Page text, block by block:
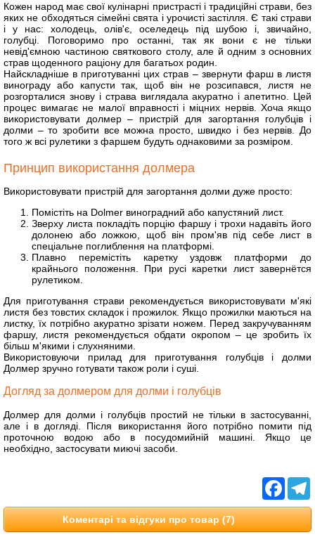
Кожен народ має свої кулінарні пристрасті і традиційні страви, без
яких не обходяться сімейні свята і урочисті застілля. Є такі страви
і у нас: холодець, олів'є, оселедець під шубою і, звичайно,
голубці. Поговоримо про останні, так як вони є не тільки
невід'ємною частиною святкового столу, але й одним з основних
страв щоденного раціону для багатьох родин.
Найскладніше в приготуванні цих страв – звернути фарш в листя
винограду або капусти так, щоб він не розсипався, листя не
розгорталися знову і страва виглядала акуратно і апетитно. Цей
процес вимагає не малої вправності і міцних нервів. Хоча якщо
використовувати долмер– пристрій для загортання голубців і
долми –то зробити все можна просто, швидко і без нервів. До
того ж всі рулетики з фаршем будуть однаковими за розміром.
Принцип використання долмера
Використовувати пристрій для загортання долми дуже просто:
Помістіть на Dolmer виноградний або капустяний лист.
Зверху листа покладіть порцію фаршу і трохи надавіть його
долонею або ложкою, щоб він пром'яв під себе лист в
спеціальне поглиблення на платформі.
Плавно перемістіть каретку уздовж платформи до
крайнього положення. При русі каретки лист завернётся
рулетиком.
Для приготування страви рекомендується використовувати м'які
листя без товстих складок і прожилок. Якщо прожилки маються на
листку, їх потрібно акуратно зрізати ножем. Перед закручуванням
фаршу, листя рекомендується обдати окропом –це зробить їх
більш м'якими і слухняними.
Використовуючи прилад для приготування голубців і долми
Долмер зручно готувати також роли і суші.
Догляд за долмером для долми і голубців
Долмер для долми і голубців простий не тільки в застосуванні,
але і в догляді. Після використання його потрібно помити під
проточною водою або в посудомийній машині. Якщо це
необхідно, застосувати миючі засоби.
Коментарі та відгуки про товар (7)